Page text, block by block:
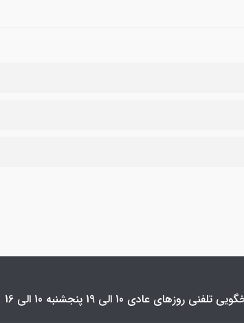
روزهای عادی 10 الی 19 پنجشنبه 10 الی 16